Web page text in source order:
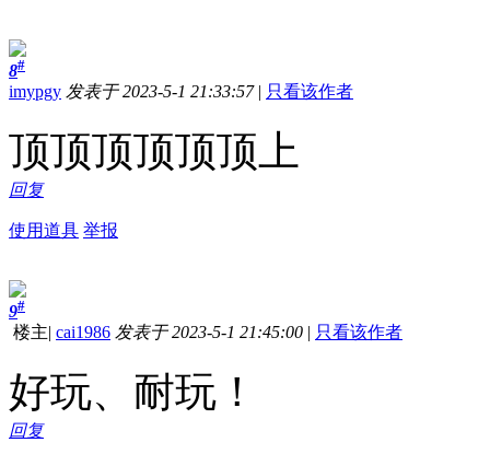
8#
imypgy 发表于 2023-5-1 21:33:57 | 只看该作者
顶顶顶顶顶顶上
回复
使用道具 举报
9#
楼主| cai1986 发表于 2023-5-1 21:45:00 | 只看该作者
好玩、耐玩！
回复